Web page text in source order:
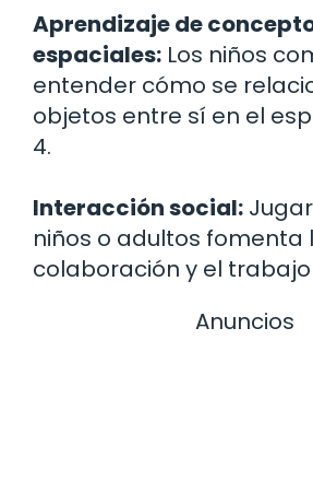
Aprendizaje de
espaciales: Los niños
entender cómo se
objetos entre sí en el
4.
Interacción social:
niños o adultos fomenta
colaboración y el
Anuncios